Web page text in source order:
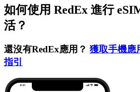
如何使用 RedEx 進行
活？
還沒有RedEx應用？ 獲取手機應
指引